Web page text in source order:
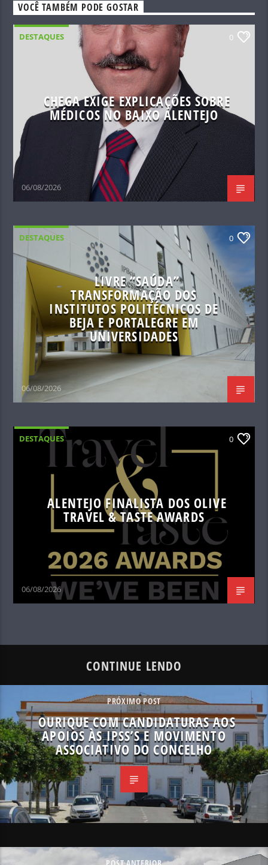
VOCÊ TAMBÉM PODE GOSTAR
DESTAQUES 0
CHEGA EXIGE EXPLICAÇÕES SOBRE
MÉDICOS NO BAIXO ALENTEJO
06/08/2026
DESTAQUES 0
LIVRE “SAÚDA”
TRANSFORMAÇÃO DOS
INSTITUTOS POLITÉCNICOS DE
BEJA E PORTALEGRE EM
UNIVERSIDADES
06/08/2026
DESTAQUES 0
ALENTEJO FINALISTA DOS OLIVE
TRAVEL & TASTE AWARDS
06/08/2026
CONTINUE LENDO
PRÓXIMO POST
OURIQUE COM CANDIDATURAS AOS
APOIOS ÀS IPSS’S E MOVIMENTO
ASSOCIATIVO DO CONCELHO